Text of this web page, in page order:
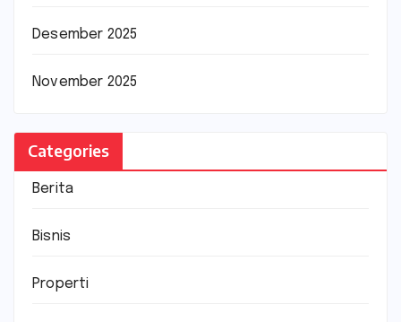
Desember 2025
November 2025
Categories
Berita
Bisnis
Properti